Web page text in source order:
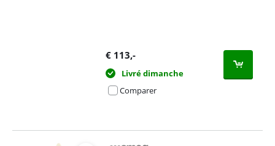
€ 113,-
Livré dimanche
Comparer